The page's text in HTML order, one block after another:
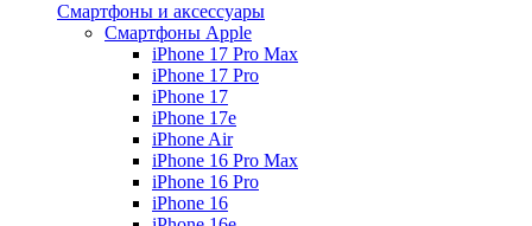
Смартфоны и аксессуары
Смартфоны Apple
iPhone 17 Pro Max
iPhone 17 Pro
iPhone 17
iPhone 17e
iPhone Air
iPhone 16 Pro Max
iPhone 16 Pro
iPhone 16